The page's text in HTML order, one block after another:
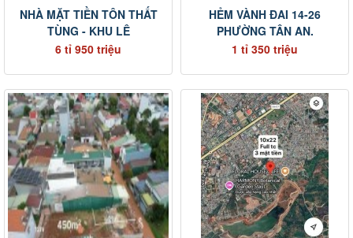
NHÀ MẶT TIỀN TÔN THẤT
TÙNG - KHU LÊ
6 tỉ 950 triệu
HẺM VÀNH ĐAI 14-26
PHƯỜNG TÂN AN.
1 tỉ 350 triệu